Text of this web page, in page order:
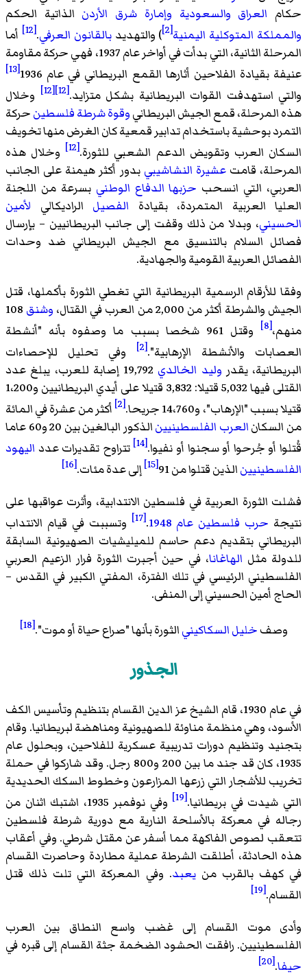
حكام العراق والسعودية وإمارة شرق الأردن الذاتية الحكم
والمملكة المتوكلية اليمنية[2] ) والتهديدبالقانون العرفي.
[12]
أما
المرحلة الثانية، التي بدأت في أواخر عام 1937، فهي حركة مقاومة
عنيفة بقيادة الفلاحين أثارها القمع البريطاني في عام 1936
[13]
والتي استهدفت القوات البريطانية بشكل متزايد.[12]
[12]
وخلال
هذه المرحلة، قمع الجيش البريطانيوقوة شرطة فلسطينحركة
التمرد بوحشية باستخدام تدابير قمعية كان الغرض منها تخويف
السكان العرب وتقويض الدعم الشعبي للثورة.[12]
وخلال هذه
المرحلة، قامتعشيرة النشاشيبي بدور أكثر هيمنة على الجانب
العربي، التي انسحب حزبها الدفاع الوطني بسرعة من اللجنة
العليا العربية المتمردة، بقيادة الفصيل الراديكالي لأمين
الحسيني، وبدلا من ذلك وقفت إلى جانب البريطانيين – بإرسال
فصائل السلام بالتنسيق مع الجيش البريطاني ضد وحدات
الفصائل العربية القومية والجهادية.
وفقا للأرقام الرسمية البريطانية التي تغطي الثورة بأكملها، قتل
الجيش والشرطة أكثر من 2,000 من العرب في القتال،
وشنق 108
منهم،[8]
وقتل 961 شخصا بسبب ما وصفوه بأنه "أنشطة
العصابات والأنشطة الإرهابية".[2]
وفي تحليل للإحصاءات
البريطانية، يقدر وليد الخالدي
19,792 إصابة للعرب، يبلغ عدد
القتلى فيها 5,032 قتيلا: 3,832 قتيلا على أيدي البريطانيين و1،200
قتيلا بسبب "الإرهاب"، و14،760 جريحا.
[2]
أكثر من عشرة في المائة
من السكانالعرب الفلسطينيين
الذكور البالغين بين 20 و60 عاما
قُتلوا أو جُرحوا أو سجنوا أو نفيوا.[14] تتراوح تقديرات عدد اليهود
الفلسطينيينالذين قتلوا من 91 [15] إلى عدة مئات.[16]
فشلت الثورة العربية في فلسطين الانتدابية، وأثرت عواقبها على
نتيجة حرب فلسطين عام 1948 .
[17]
وتسببت في قيام الانتداب
البريطاني بتقديم دعم حاسم للميليشيات الصهيونية السابقة
للدولة مثل الهاغانا، في حين أجبرت الثورة فرار الزعيم العربي
الفلسطيني الرئيسي في تلك الفترة، المفتي الكبير في القدس –
الحاج أمين الحسيني إلى المنفى.
وصفخليل السكاكينيالثورة بأنها "صراع حياة أو موت".[18]
الجذور
في عام 1930، قام الشيخ عز الدين القسام بتنظيم وتأسيس الكف
الأسود، وهي منظمة مناوئة للصهيونية ومناهضة لبريطانيا. وقام
بتجنيد وتنظيم دورات تدريبية عسكرية للفلاحين، وبحلول عام
1935، كان قد جند ما بين 200 و800 رجل. وقد شاركوا في حملة
تخريب للأشجار التي زرعها المزارعون وخطوط السكك الحديدية
التي شيدت في بريطانيا.[19]
وفي نوفمبر 1935، اشتبك اثنان من
رجاله في معركة بالأسلحة النارية مع دورية شرطة فلسطين
تتعقب لصوص الفاكهة مما أسفر عن مقتل شرطي. وفي أعقاب
هذه الحادثة، أطلقت الشرطة عملية مطاردة وحاصرت القسام
في كهف بالقرب منيعبد. وفي المعركة التي تلت ذلك قتل
القسام.[19]
وأدى موت القسام إلى غضب واسع النطاق بين العرب
الفلسطينيين. رافقت الحشود الضخمة جثة القسام إلى قبره في
حيفا.
[20]